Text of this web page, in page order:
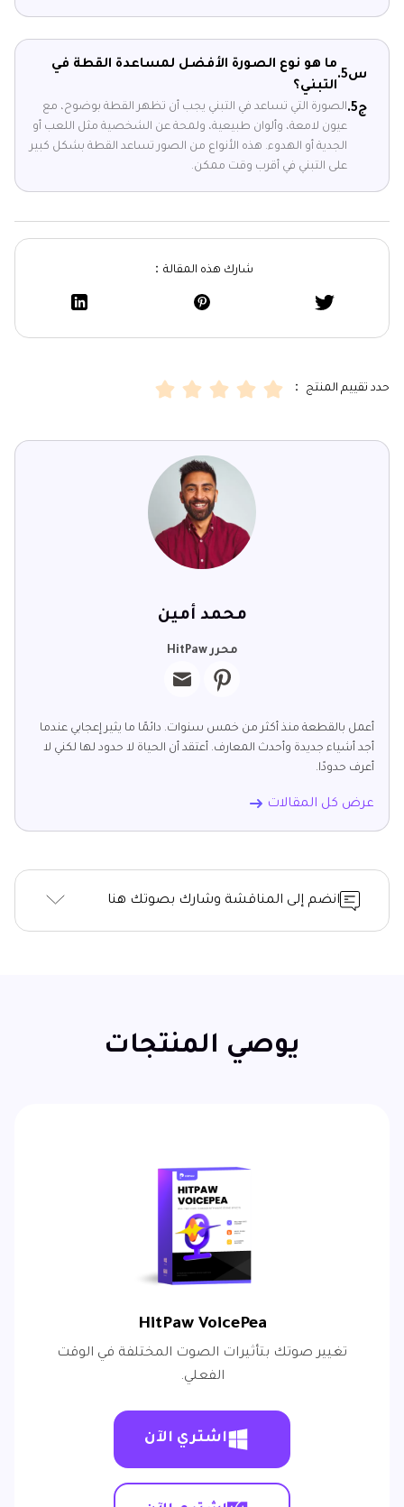
س5.
ما هو نوع الصورة الأفضل لمساعدة القطة في
التبني؟
ج5.
الصورة التي تساعد في التبني يجب أن تظهر القطة بوضوح، مع
عيون لامعة، وألوان طبيعية، ولمحة عن الشخصية مثل اللعب أو
الجدية أو الهدوء. هذه الأنواع من الصور تساعد القطة بشكل كبير
على التبني في أقرب وقت ممكن.
شارك هذه المقالة：
حدد تقييم المنتج ：
محمد أمين
محرر HitPaw
أعمل بالقطعة منذ أكثر من خمس سنوات. دائمًا ما يثير إعجابي عندما
أجد أشياء جديدة وأحدث المعارف. أعتقد أن الحياة لا حدود لها لكني لا
أعرف حدودًا.
عرض كل المقالات
انضم إلى المناقشة وشارك بصوتك هنا
يوصي المنتجات
HitPaw VoicePea
تغيير صوتك بتأثيرات الصوت المختلفة في الوقت
الفعلي.
اشتري الآن